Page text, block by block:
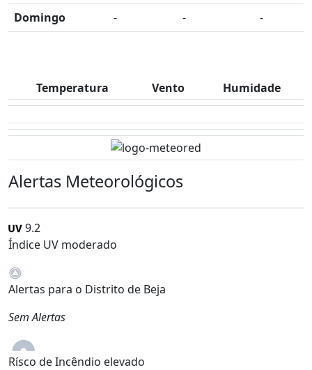
Domingo
- - -
Temperatura Vento Humidade
Alertas Meteorológicos
9.2
Índice UV moderado
Alertas para o Distrito de Beja
Sem Alertas
Rísco de Incêndio elevado